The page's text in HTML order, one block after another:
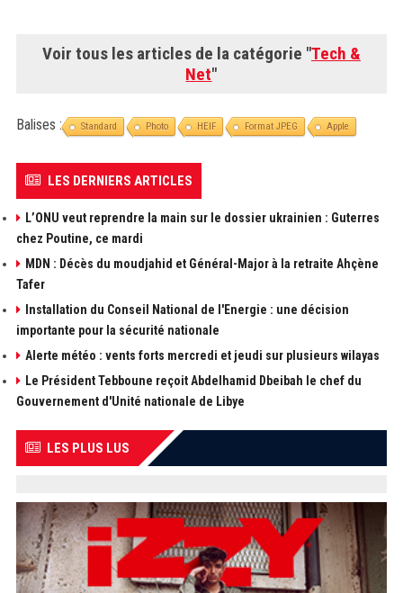
Voir tous les articles de la catégorie "Tech &
Net"
Balises : Standard Photo HEIF Format JPEG Apple
LES DERNIERS ARTICLES
L’ONU veut reprendre la main sur le dossier ukrainien : Guterres
chez Poutine, ce mardi
MDN : Décès du moudjahid et Général-Major à la retraite Ahçène
Tafer
Installation du Conseil National de l'Energie : une décision
importante pour la sécurité nationale
Alerte météo : vents forts mercredi et jeudi sur plusieurs wilayas
Le Président Tebboune reçoit Abdelhamid Dbeibah le chef du
Gouvernement d'Unité nationale de Libye
LES PLUS LUS